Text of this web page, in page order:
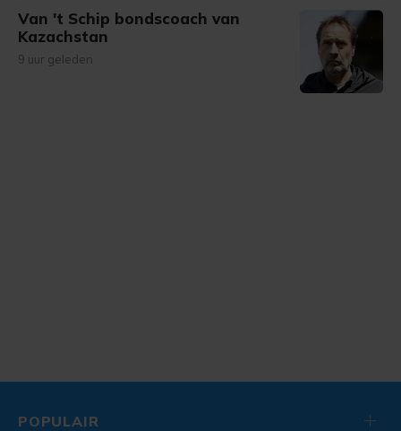
Van 't Schip bondscoach van
Kazachstan
9 uur geleden
POPULAIR